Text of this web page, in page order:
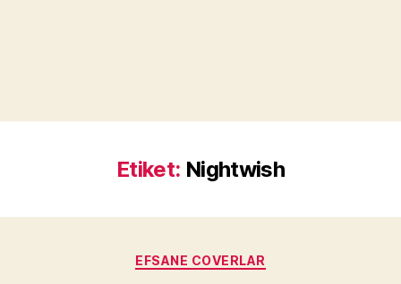
Etiket: Nightwish
Kategoriler
EFSANE COVERLAR
Y